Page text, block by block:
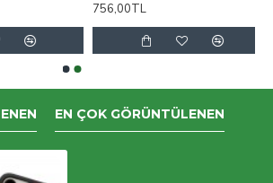
756,00TL
EN ÇOK GÖRÜNTÜLENEN